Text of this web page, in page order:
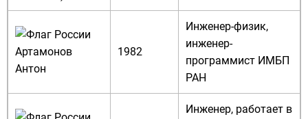
Артамонов
Антон
1982
Инженер-физик,
инженер-
программист ИМБП
РАН
Инженер, работает в